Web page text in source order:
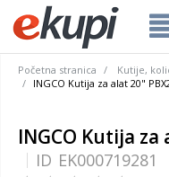
Početna stranica
Kutije,
INGCO Kutija za alat 20"
INGCO Kutija za
ID EK000719281